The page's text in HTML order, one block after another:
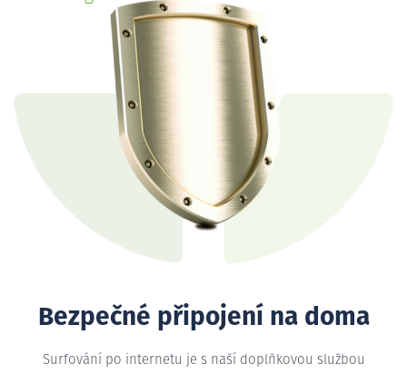
Bezpečné připojení na doma
Surfování po internetu je s naší doplňkovou službou